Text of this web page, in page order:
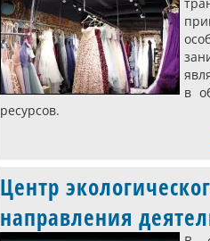
в
ресурсов.
Центр
направления